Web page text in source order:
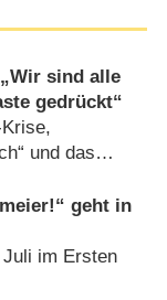
sind alle
gedrückt“
und das
)
geht in
im Ersten